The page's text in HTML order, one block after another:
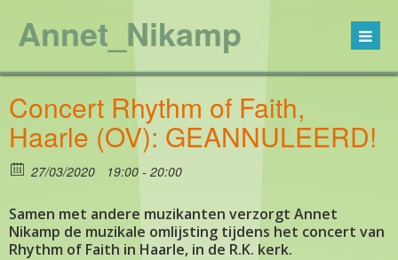
Annet_Nikamp
Concert Rhythm of Faith,
Haarle (OV): GEANNULEERD!
27/03/2020 19:00 - 20:00
Samen met andere muzikanten verzorgt Annet
Nikamp de muzikale omlijsting tijdens het concert van
Rhythm of Faith in Haarle, in de R.K. kerk.